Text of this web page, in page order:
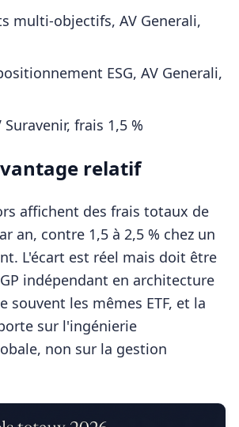
multi-objectifs, AV Generali,
ESG, AV Generali,
Suravenir, frais 1,5 %
relatif
affichent des frais totaux de
an, contre 1,5 à 2,5 % chez un
L'écart est réel mais doit être
indépendant en architecture
souvent les mêmes ETF, et la
sur l'ingénierie
non sur la gestion